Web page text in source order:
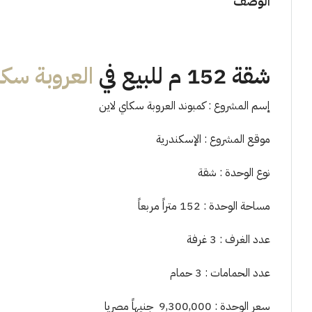
شقة 152 م للبيع في العروبة
إسم المشروع : كمبوند العروبة سكاي لاين
موقع المشروع : الإسكندرية
نوع الوحدة : شقة
مساحة الوحدة : 152 متراً مربعاً
عدد الغرف : 3 غرفة
عدد الحمامات : 3 حمام
سعر الوحدة : 9,300,000 جنيهاً مصريا